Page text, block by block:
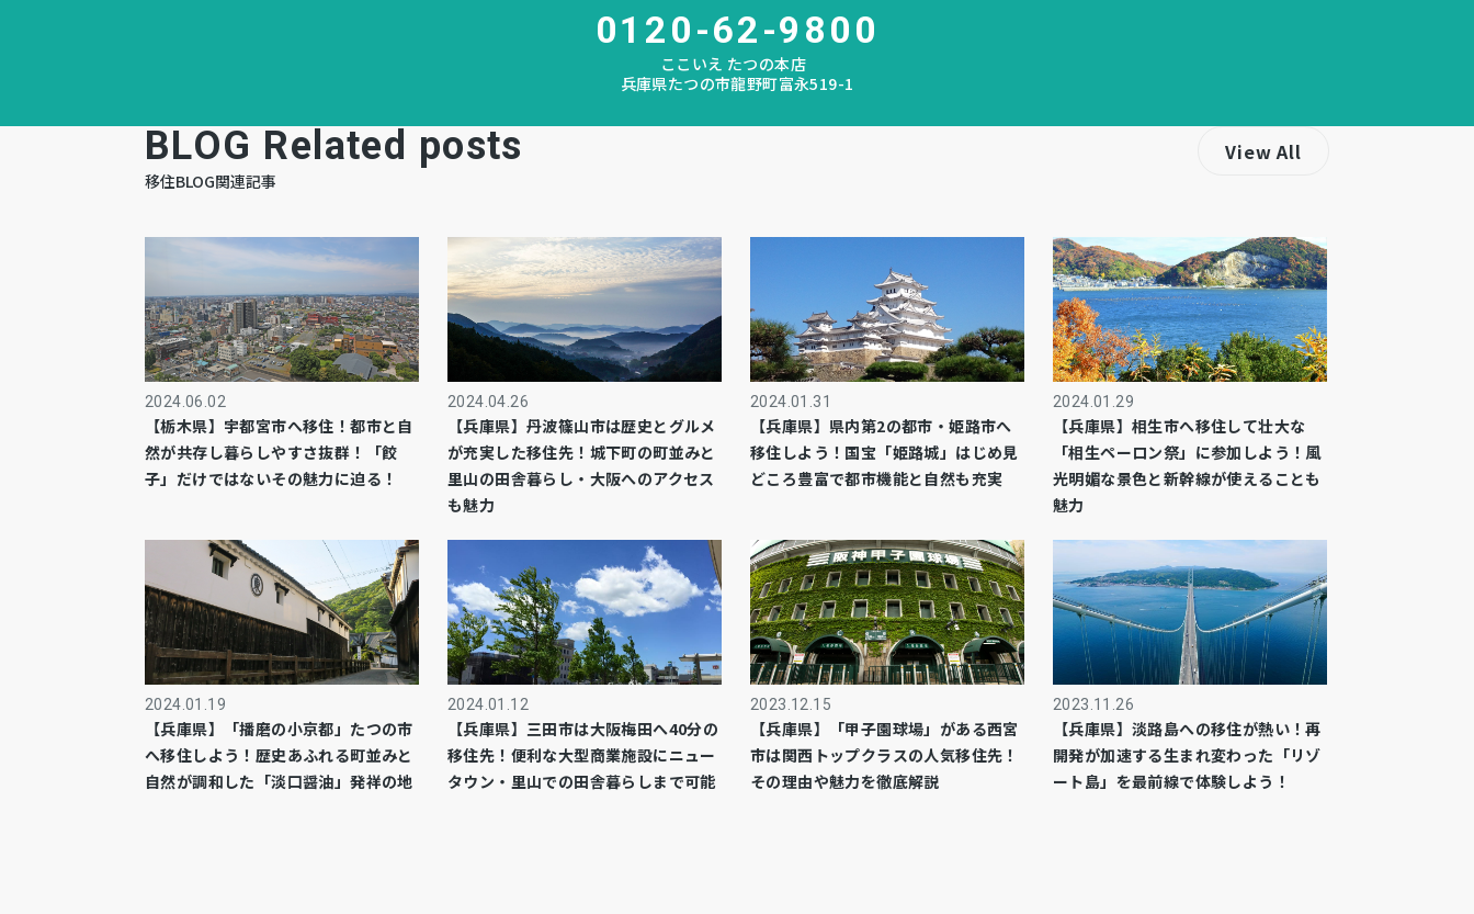
0120-62-9800
ここいえ たつの本店
兵庫県たつの市龍野町富永519-1
BLOG Related posts
移住BLOG関連記事
2024.06.02
【栃木県】宇都宮市へ移住！都市と自
然が共存し暮らしやすさ抜群！「餃
子」だけではないその魅力に迫る！
2024.04.26
【兵庫県】丹波篠山市は歴史とグルメ
が充実した移住先！城下町の町並みと
里山の田舎暮らし・大阪へのアクセス
も魅力
2024.01.31
【兵庫県】県内第2の都市・姫路市へ
移住しよう！国宝「姫路城」はじめ見
どころ豊富で都市機能と自然も充実
2024.01.29
【兵庫県】相生市へ移住して壮大な
「相生ペーロン祭」に参加しよう！風
光明媚な景色と新幹線が使えることも
魅力
2024.01.19
【兵庫県】「播磨の小京都」たつの市
へ移住しよう！歴史あふれる町並みと
自然が調和した「淡口醤油」発祥の地
2024.01.12
【兵庫県】三田市は大阪梅田へ40分の
移住先！便利な大型商業施設にニュー
タウン・里山での田舎暮らしまで可能
2023.12.15
【兵庫県】「甲子園球場」がある西宮
市は関西トップクラスの人気移住先！
その理由や魅力を徹底解説
2023.11.26
【兵庫県】淡路島への移住が熱い！再
開発が加速する生まれ変わった「リゾ
ート島」を最前線で体験しよう！
View All